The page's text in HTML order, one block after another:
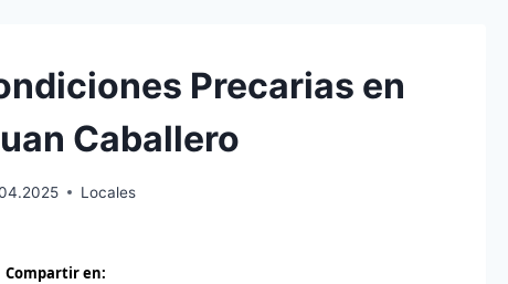
Precarias en
Caballero
Locales
Compartir en: